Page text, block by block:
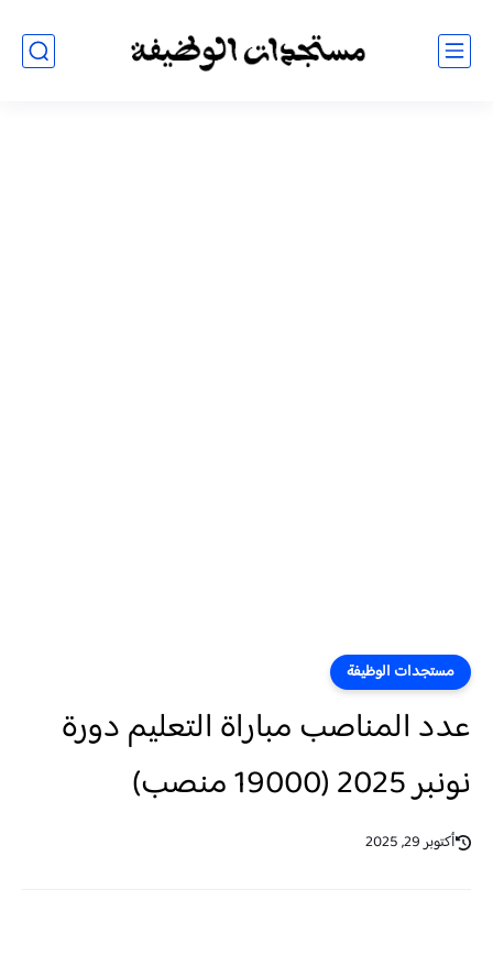
مستجدات الوظيفة
عدد المناصب مباراة التعليم دورة
نونبر 2025 (19000 منصب)
أكتوبر 29, 2025